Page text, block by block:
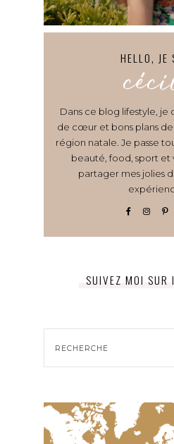
HELLO, JE
Dans ce blog lifestyle, je
de cœur et bons plans de
région natale. Je passe
beauté, food, sport et
partager mes jolies
SUIVEZ MOI SUR